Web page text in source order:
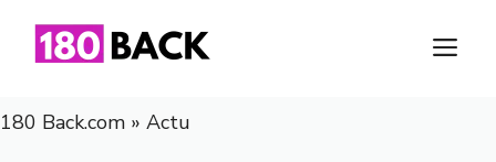
180 Back.com » Actu